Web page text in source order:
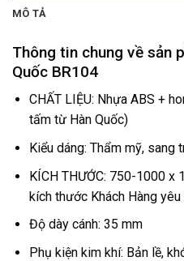
MÔ TẢ
Thông tin chung về sản
Quốc BR104
CHẤT LIỆU: Nhựa ABS +
tấm từ Hàn Quốc)
Kiểu dáng: Thẩm mỹ, sang
KÍCH THƯỚC: 750-1000
kích thước Khách Hàng yêu
Độ dày cánh: 35 mm
Phụ kiện kim khí: Bản lề,